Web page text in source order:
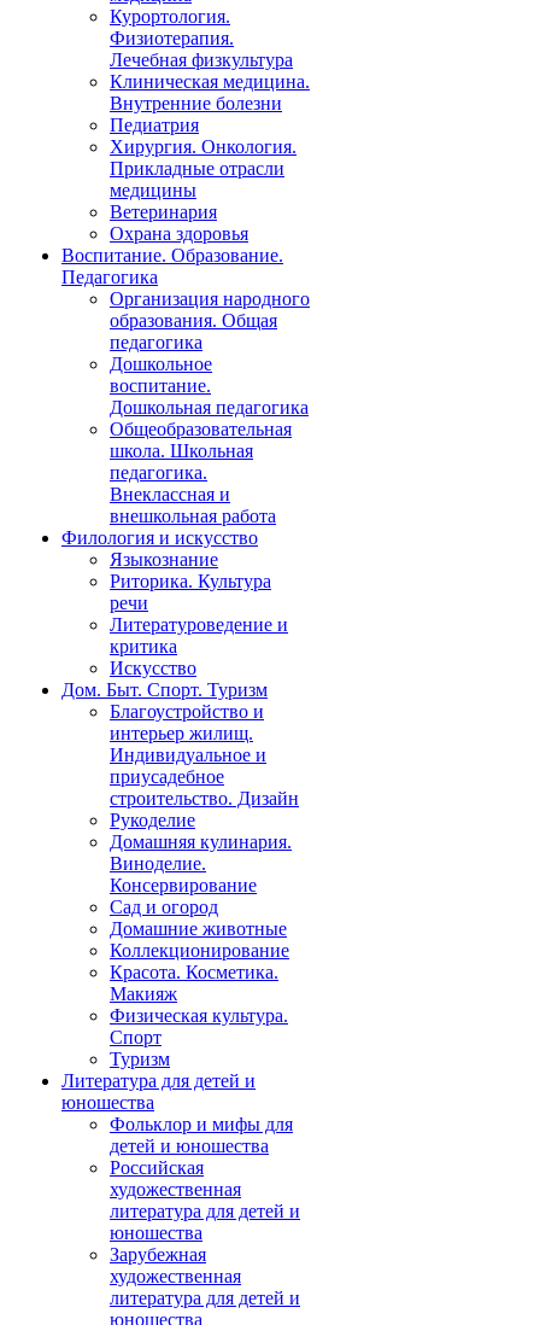
Курортология.
Физиотерапия.
Лечебная физкультура
Клиническая медицина.
Внутренние болезни
Педиатрия
Хирургия. Онкология.
Прикладные отрасли
медицины
Ветеринария
Охрана здоровья
Воспитание. Образование.
Педагогика
Организация народного
образования. Общая
педагогика
Дошкольное
воспитание.
Дошкольная педагогика
Общеобразовательная
школа. Школьная
педагогика.
Внеклассная и
внешкольная работа
Филология и искусство
Языкознание
Риторика. Культура
речи
Литературоведение и
критика
Искусство
Дом. Быт. Спорт. Туризм
Благоустройство и
интерьер жилищ.
Индивидуальное и
приусадебное
строительство. Дизайн
Рукоделие
Домашняя кулинария.
Виноделие.
Консервирование
Сад и огород
Домашние животные
Коллекционирование
Красота. Косметика.
Макияж
Физическая культура.
Спорт
Туризм
Литература для детей и
юношества
Фольклор и мифы для
детей и юношества
Российская
художественная
литература для детей и
юношества
Зарубежная
художественная
литература для детей и
юношества